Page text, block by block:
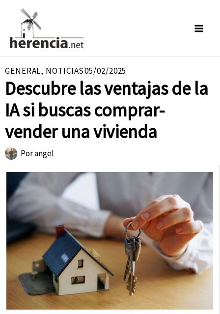
contenido
GENERAL, NOTICIAS05/02/2025
Descubre las ventajas de la
IA si buscas comprar-
vender una vivienda
Porangel